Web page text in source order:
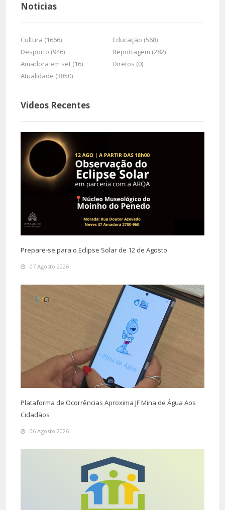
Noticias
Cultura (1666)
Educação (568)
Desporto (946)
Reportagem (282)
Amadora em set (16)
Diretos (0)
Atualidade (3850)
Videos Recentes
Prepare-se para o Eclipse Solar de 12 de Agosto
07 Agosto 2026
Plataforma de Ocorrências Aproxima JF Mina de Água Aos
Cidadãos
06 Agosto 2026